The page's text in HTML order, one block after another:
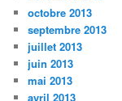
octobre 2013
septembre 2013
juillet 2013
juin 2013
mai 2013
avril 2013